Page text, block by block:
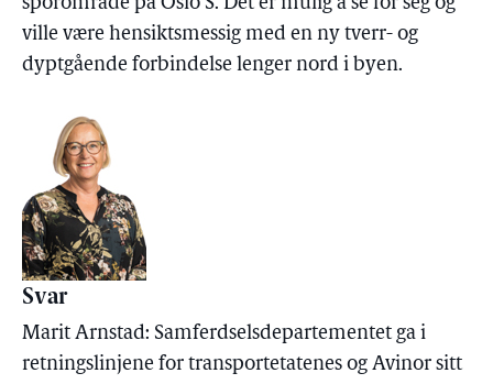
ville være hensiktsmessig med en ny tverr- og
dyptgående forbindelse lenger nord i byen.
Svar
Marit Arnstad: Samferdselsdepartementet ga i
retningslinjene for transportetatenes og Avinor sitt